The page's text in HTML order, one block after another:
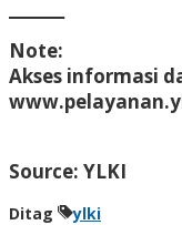
Note:
Akses informasi
Source: YLKI
Ditag
ylki